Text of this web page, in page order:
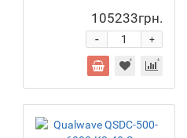
105233грн.
+
-